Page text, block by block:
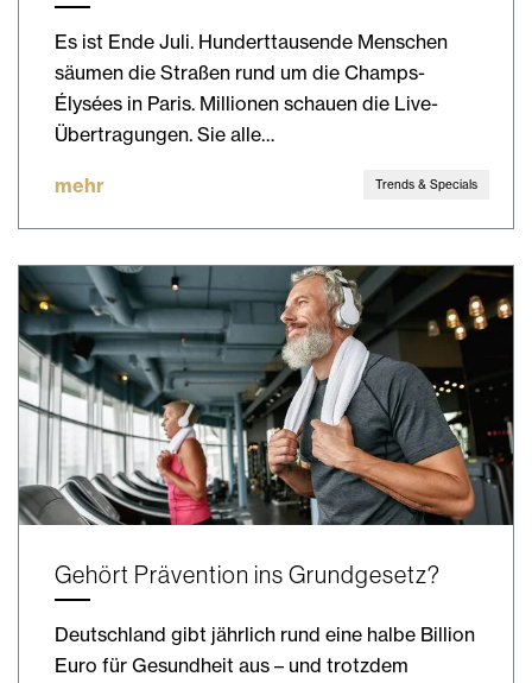
Es ist Ende Juli. Hunderttausende Menschen
säumen die Straßen rund um die Champs-
Élysées in Paris. Millionen schauen die Live-
Übertragungen. Sie alle…
mehr Trends & Specials
Gehört Prävention ins Grundgesetz?
Deutschland gibt jährlich rund eine halbe Billion
Euro für Gesundheit aus – und trotzdem